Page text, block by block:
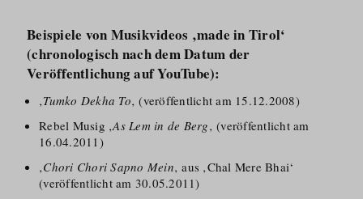
Beispiele von Musikvideos ‚made in Tirol‘
(chronologisch nach dem Datum der
Veröffentlichung auf YouTube):
‚Tumko Dekha To‚ (veröffentlicht am 15.12.2008)
Rebel Musig ‚As Lem in de Berg‚ (veröffentlicht am
16.04.2011)
‚Chori Chori Sapno Mein‚ aus ‚Chal Mere Bhai‘
(veröffentlicht am 30.05.2011)